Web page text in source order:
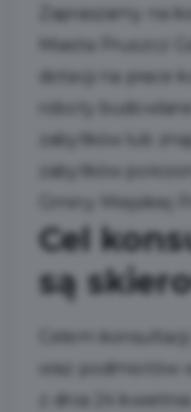
Zapraszamy na
Miasta Pruszcz
dotacji na prace
roboty
zabytków lub
zabytków
Gminy Miejskiej
Cel
są
Celem
oraz podmiotów
z dnia 24